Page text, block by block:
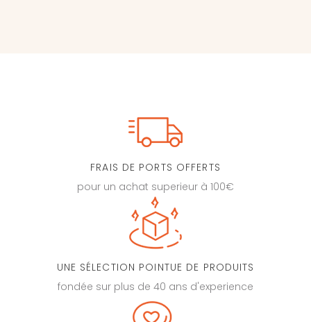
FRAIS DE PORTS OFFERTS
pour un achat superieur à 100€
UNE SÉLECTION POINTUE DE PRODUITS
fondée sur plus de 40 ans d'experience